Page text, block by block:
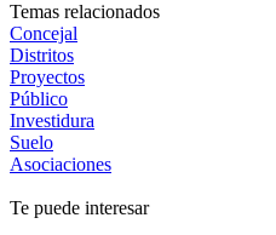
Temas relacionados
Concejal
Distritos
Proyectos
Público
Investidura
Suelo
Asociaciones
Te puede interesar